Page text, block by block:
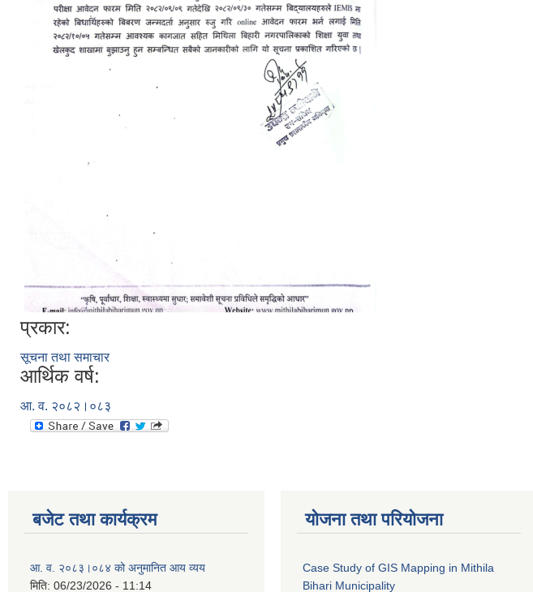
प्रकार:
सूचना तथा समाचार
आर्थिक वर्ष:
आ. व. २०८२।०८३
बजेट तथा कार्यक्रम
आ. व. २०८३।०८४ को अनुमानित आय व्यय
मिति: 06/23/2026 - 11:14
योजना तथा परियोजना
Case Study of GIS Mapping in Mithila
Bihari Municipality